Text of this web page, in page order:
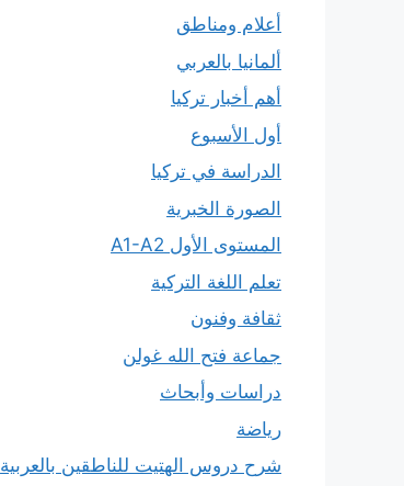
أعلام ومناطق
ألمانيا بالعربي
أهم أخبار تركيا
أول الأسبوع
الدراسة في تركيا
الصورة الخبرية
المستوى الأول A1-A2
تعلم اللغة التركية
ثقافة وفنون
جماعة فتح الله غولن
دراسات وأبحاث
رياضة
شرح دروس الهتيت للناطقين بالعربية